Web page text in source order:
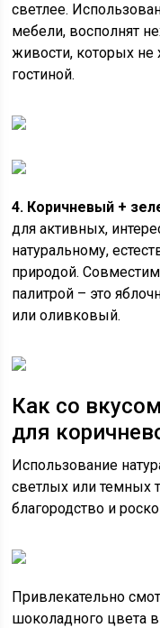
светлее.
мебели, восполнят
живости, которых не
гостиной.
4. Коричневый +
для активных,
натуральному,
природой.
палитрой – это
или оливковый.
Как со
для
Использование
светлых или темных
благородство и
Привлекательно
шоколадного цвета в